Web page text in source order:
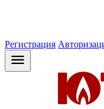
Регистрация